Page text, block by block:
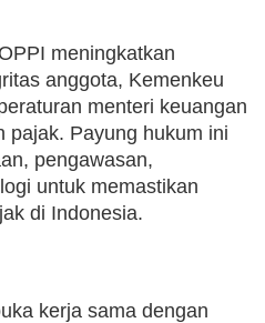
meningkatkan
anggota, Kemenkeu
menteri keuangan
pajak. Payung hukum ini
pengawasan,
untuk memastikan
di Indonesia.
kerja sama dengan